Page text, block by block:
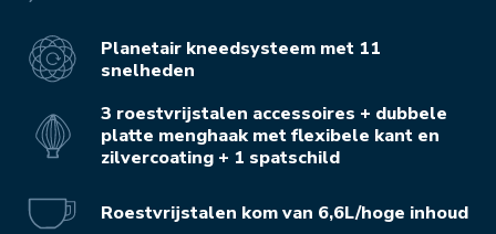
Planetair kneedsysteem met 11
snelheden
3 roestvrijstalen accessoires + dubbele
platte menghaak met flexibele kant en
zilvercoating + 1 spatschild
Roestvrijstalen kom van 6,6L/hoge inhoud